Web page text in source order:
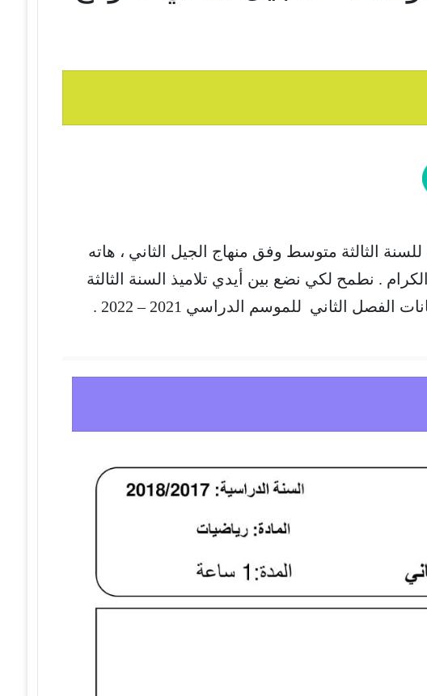
للسنة الثالثة متوسط وفق منهاج الجيل الثاني ، هاته
. نطمح لكي نضع بين أيدي تلاميذ السنة الثالثة
الثاني للموسم الدراسي 2021 – 2022 .